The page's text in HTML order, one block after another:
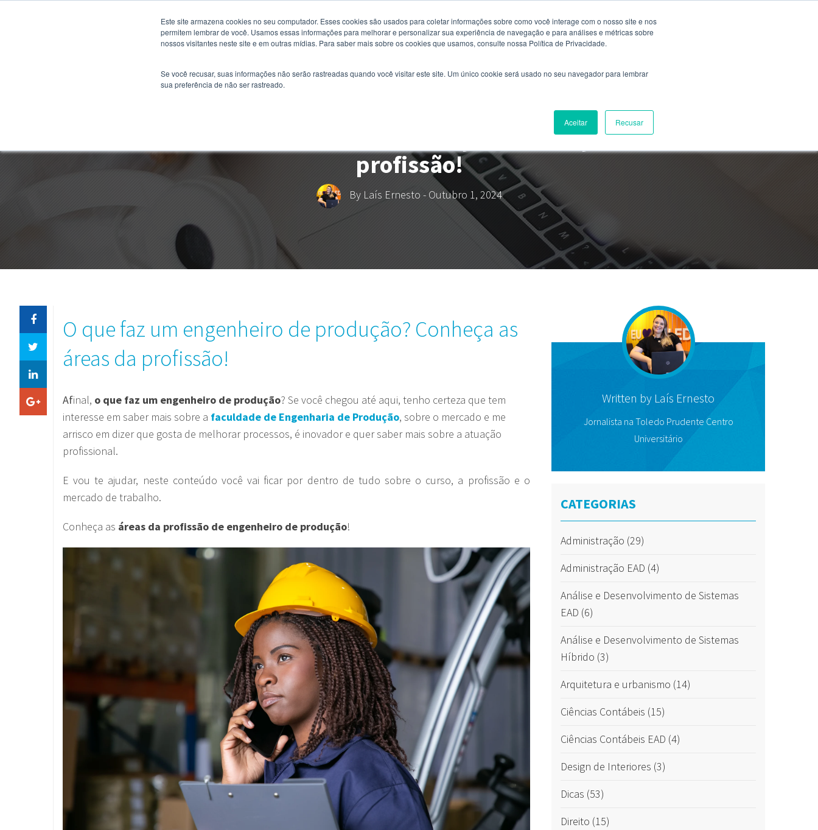
Este site armazena cookies no seu computador. Esses cookies são usados ​​para coletar informações sobre como você interage com o nosso site e nos
permitem lembrar de você. Usamos essas informações para melhorar e personalizar sua experiência de navegação e para análises e métricas sobre
nossos visitantes neste site e em outras mídias. Para saber mais sobre os cookies que usamos, consulte nossa Política de Privacidade.
Se você recusar, suas informações não serão rastreadas quando você visitar este site. Um único cookie será usado no seu navegador para lembrar
sua preferência de não ser rastreado.
Aceitar Recusar
O que faz um engenheiro de produção? Conheça as áreas da
profissão!
By Laís Ernesto - Outubro 1, 2024
O que faz um engenheiro de produção? Conheça as
áreas da profissão!
Afinal, o que faz um engenheiro de produção? Se você chegou até aqui, tenho certeza que tem
interesse em saber mais sobre a faculdade de Engenharia de Produção, sobre o mercado e me
arrisco em dizer que gosta de melhorar processos, é inovador e quer saber mais sobre a atuação
profissional.
E vou te ajudar, neste conteúdo você vai ficar por dentro de tudo sobre o curso, a profissão e o
mercado de trabalho.
Conheça as áreas da profissão de engenheiro de produção!
Written by Laís Ernesto
Jornalista na Toledo Prudente Centro
Universitário
CATEGORIAS
Administração (29)
Administração EAD (4)
Análise e Desenvolvimento de Sistemas
EAD (6)
Análise e Desenvolvimento de Sistemas
Híbrido (3)
Arquitetura e urbanismo (14)
Ciências Contábeis (15)
Ciências Contábeis EAD (4)
Design de Interiores (3)
Dicas (53)
Direito (15)